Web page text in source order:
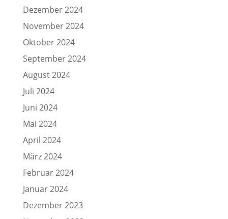
Dezember 2024
November 2024
Oktober 2024
September 2024
August 2024
Juli 2024
Juni 2024
Mai 2024
April 2024
März 2024
Februar 2024
Januar 2024
Dezember 2023